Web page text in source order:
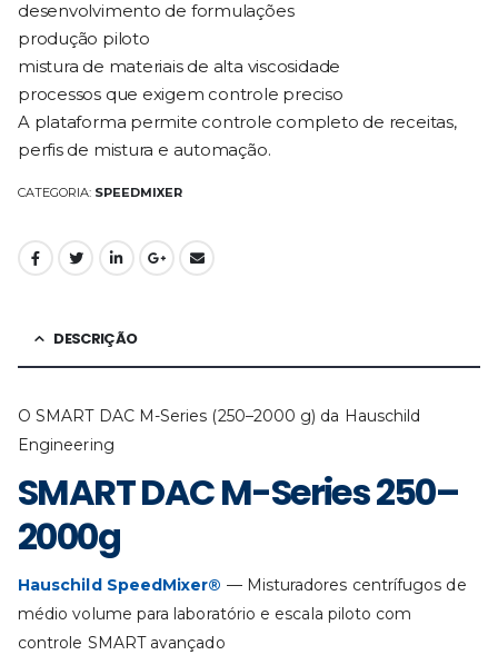
desenvolvimento de formulações
produção piloto
mistura de materiais de alta viscosidade
processos que exigem controle preciso
A plataforma permite controle completo de receitas,
perfis de mistura e automação.
CATEGORIA: SPEEDMIXER
DESCRIÇÃO
O SMART DAC M-Series (250–2000 g) da Hauschild
Engineering
SMART DAC M-Series 250–
2000g
Hauschild SpeedMixer® — Misturadores centrífugos de
médio volume para laboratório e escala piloto com
controle SMART avançado